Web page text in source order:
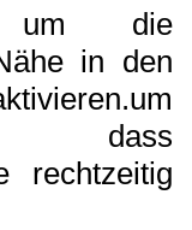
um die
in den
dass
rechtzeitig